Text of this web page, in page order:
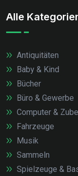
Alle
Antiquitäten
Baby & Kind
Bücher
Büro & Gewerbe
Computer &
Fahrzeuge
Musik
Sammeln
Spielzeuge &